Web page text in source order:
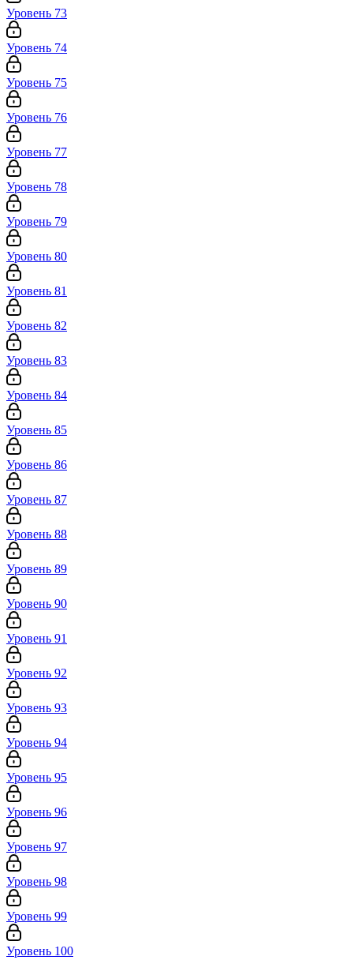
Уровень 73
Уровень 74
Уровень 75
Уровень 76
Уровень 77
Уровень 78
Уровень 79
Уровень 80
Уровень 81
Уровень 82
Уровень 83
Уровень 84
Уровень 85
Уровень 86
Уровень 87
Уровень 88
Уровень 89
Уровень 90
Уровень 91
Уровень 92
Уровень 93
Уровень 94
Уровень 95
Уровень 96
Уровень 97
Уровень 98
Уровень 99
Уровень 100